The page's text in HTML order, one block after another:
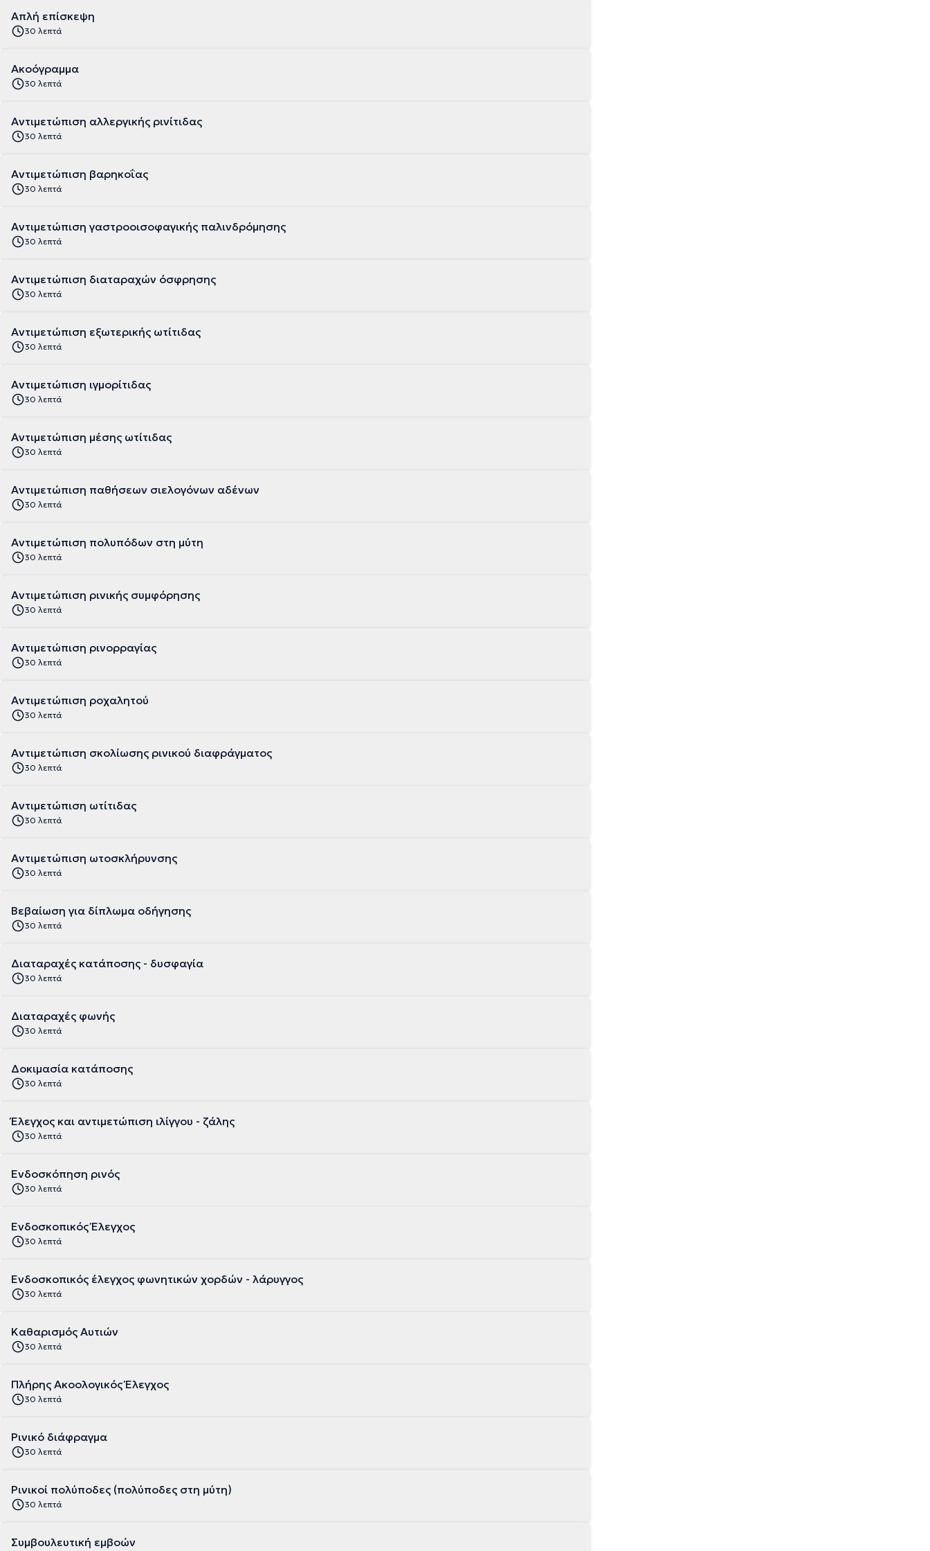
Απλή επίσκεψη
30 λεπτά
Ακοόγραμμα
30 λεπτά
Αντιμετώπιση αλλεργικής ρινίτιδας
30 λεπτά
Αντιμετώπιση βαρηκοΐας
30 λεπτά
Αντιμετώπιση γαστροοισοφαγικής παλινδρόμησης
30 λεπτά
Αντιμετώπιση διαταραχών όσφρησης
30 λεπτά
Αντιμετώπιση εξωτερικής ωτίτιδας
30 λεπτά
Αντιμετώπιση ιγμορίτιδας
30 λεπτά
Αντιμετώπιση μέσης ωτίτιδας
30 λεπτά
Αντιμετώπιση παθήσεων σιελογόνων αδένων
30 λεπτά
Αντιμετώπιση πολυπόδων στη μύτη
30 λεπτά
Αντιμετώπιση ρινικής συμφόρησης
30 λεπτά
Αντιμετώπιση ρινορραγίας
30 λεπτά
Αντιμετώπιση ροχαλητού
30 λεπτά
Αντιμετώπιση σκολίωσης ρινικού διαφράγματος
30 λεπτά
Αντιμετώπιση ωτίτιδας
30 λεπτά
Αντιμετώπιση ωτοσκλήρυνσης
30 λεπτά
Βεβαίωση για δίπλωμα οδήγησης
30 λεπτά
Διαταραχές κατάποσης - δυσφαγία
30 λεπτά
Διαταραχές φωνής
30 λεπτά
Δοκιμασία κατάποσης
30 λεπτά
Έλεγχος και αντιμετώπιση ιλίγγου - ζάλης
30 λεπτά
Ενδοσκόπηση ρινός
30 λεπτά
Ενδοσκοπικός Έλεγχος
30 λεπτά
Ενδοσκοπικός έλεγχος φωνητικών χορδών - λάρυγγος
30 λεπτά
Καθαρισμός Αυτιών
30 λεπτά
Πλήρης Ακοολογικός Έλεγχος
30 λεπτά
Ρινικό διάφραγμα
30 λεπτά
Ρινικοί πολύποδες (πολύποδες στη μύτη)
30 λεπτά
Συμβουλευτική εμβοών